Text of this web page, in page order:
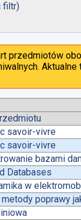
filtr)
przedmiotów
savoir-vivre
savoir-vivre
bazami
Databases
w
poprawy